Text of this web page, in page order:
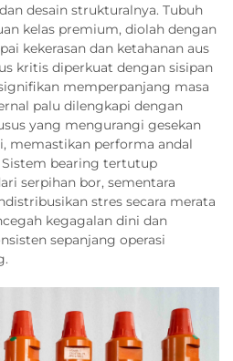
desain strukturalnya. Tubuh
kelas premium, diolah dengan
kekerasan dan ketahanan aus
kritis diperkuat dengan sisipan
memperpanjang masa
palu dilengkapi dengan
yang mengurangi gesekan
memastikan performa andal
bearing tertutup
serpihan bor, sementara
stres secara merata
kegagalan dini dan
sepanjang operasi